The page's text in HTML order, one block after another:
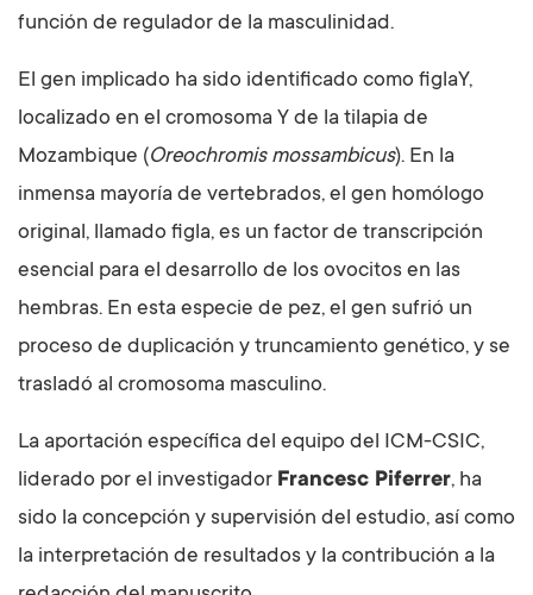
función de regulador de la masculinidad.
El gen implicado ha sido identificado como figlaY,
localizado en el cromosoma Y de la tilapia de
Mozambique (Oreochromis mossambicus). En la
inmensa mayoría de vertebrados, el gen homólogo
original, llamado figla, es un factor de transcripción
esencial para el desarrollo de los ovocitos en las
hembras. En esta especie de pez, el gen sufrió un
proceso de duplicación y truncamiento genético, y se
trasladó al cromosoma masculino.
La aportación específica del equipo del ICM-CSIC,
liderado por el investigador Francesc Piferrer, ha
sido la concepción y supervisión del estudio, así como
la interpretación de resultados y la contribución a la